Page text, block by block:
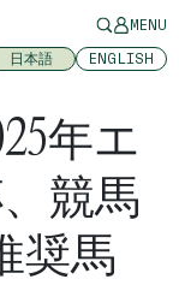
MENU
日本語 ENGLISH
年エ
競馬
奨馬